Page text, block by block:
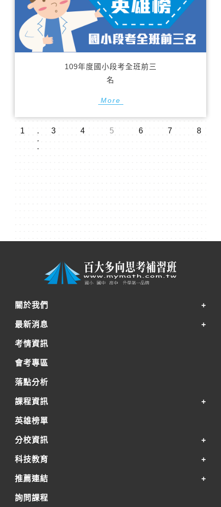
109年度國小段考全班前三
名
More
1
.
.
.
3 4 5 6 7 8
關於我們
最新消息
考情資訊
會考專區
落點分析
課程資訊
英雄榜單
分校資訊
科技教育
推薦連結
詢問課程